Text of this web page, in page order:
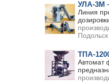
УЛА-3М
Линия
Подольск
ТПА-
Автомат